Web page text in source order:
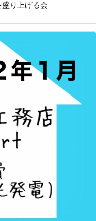
り上げる会